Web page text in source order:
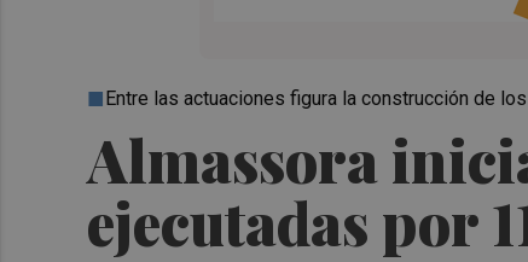
Almassora
ejecutadas por
Entre las actuaciones figura la construcción de